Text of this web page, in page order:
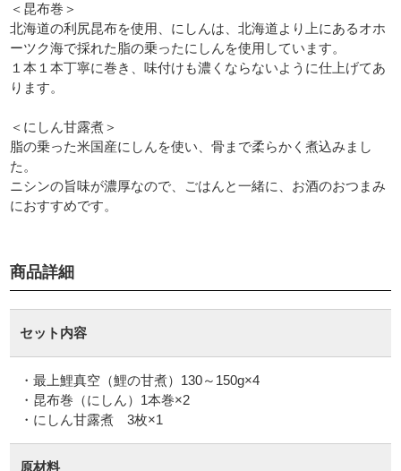
＜昆布巻＞
北海道の利尻昆布を使用、にしんは、北海道より上にあるオホ
ーツク海で採れた脂の乗ったにしんを使用しています。
１本１本丁寧に巻き、味付けも濃くならないように仕上げてあ
ります。
＜にしん甘露煮＞
脂の乗った米国産にしんを使い、骨まで柔らかく煮込みまし
た。
ニシンの旨味が濃厚なので、ごはんと一緒に、お酒のおつまみ
におすすめです。
商品詳細
セット内容
・最上鯉真空（鯉の甘煮）130～150g×4
・昆布巻（にしん）1本巻×2
・にしん甘露煮 3枚×1
原材料